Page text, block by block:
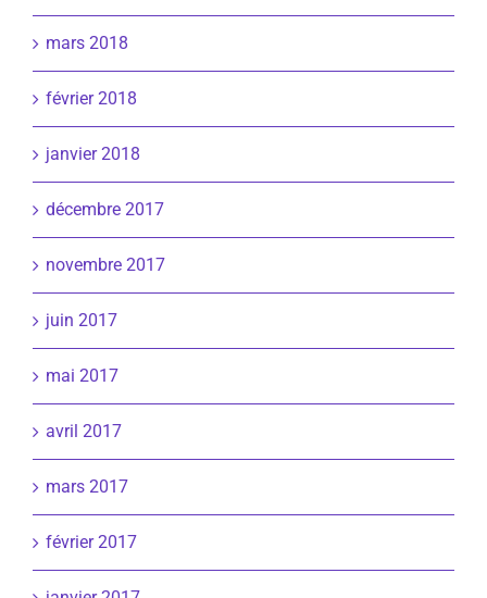
mars 2018
février 2018
janvier 2018
décembre 2017
novembre 2017
juin 2017
mai 2017
avril 2017
mars 2017
février 2017